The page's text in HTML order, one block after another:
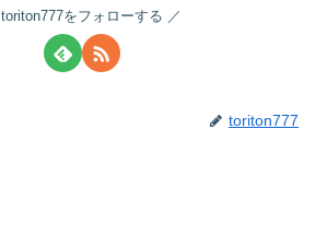
toriton777をフォローする
toriton777